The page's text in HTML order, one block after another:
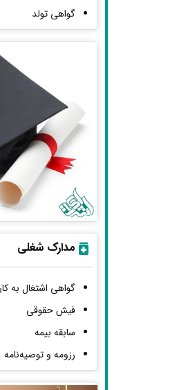
گواهی تولد
مدارک شغلی
گواهی اشتغال به کار
فیش حقوقی
سابقه بیمه
رزومه و توصیه‌نامه